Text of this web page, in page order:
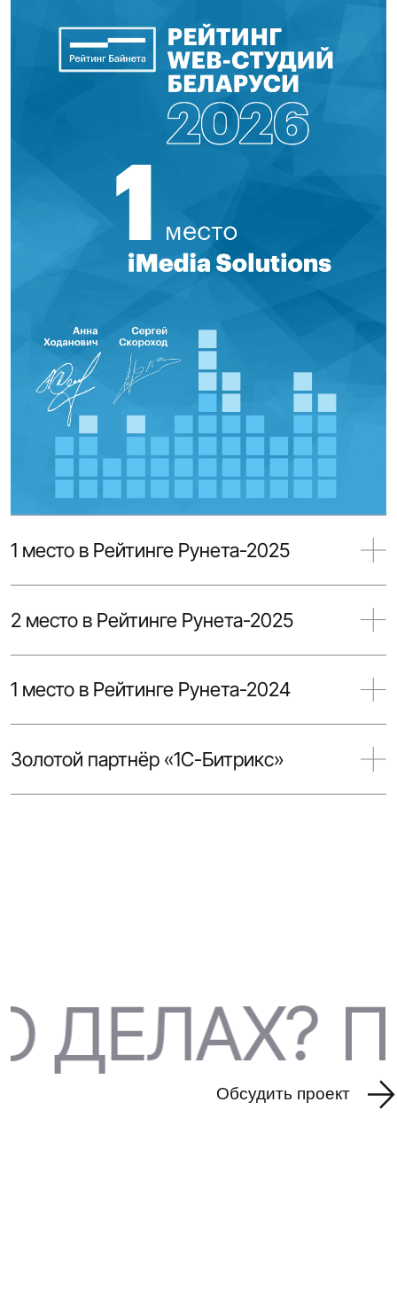
1 место в Рейтинге Байнета-2026
1 место в Рейтинге Рунета-2025
2 место в Рейтинге Рунета-2025
1 место в Рейтинге Рунета-2024
Золотой партнёр «1С-Битрикс»
Обсудить проект